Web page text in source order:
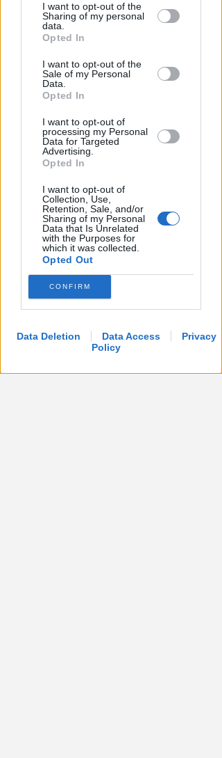
by third parties on the IAB’s list of
downstream participants.
by us to third parties on the IAB’s List of
Downstream Participants that may
further disclose it to other third parties.
I want to opt-out of the
Sharing of my personal
data.
Opted In
I want to opt-out of the
Sale of my Personal
Data.
Opted In
I want to opt-out of
processing my Personal
Data for Targeted
Advertising.
Opted In
I want to opt-out of
Collection, Use,
Retention, Sale, and/or
Sharing of my Personal
Data that Is Unrelated
with the Purposes for
which it was collected.
Opted Out
CONFIRM
Data Deletion Data Access
Privacy
Policy
SABATO AL "BIANCHELLI"
Ingresso gratuito per il test
match tra Vigor Senigallia e
Rimini
Icaro Sport